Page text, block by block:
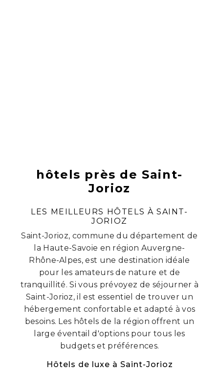
hôtels près de Saint-
Jorioz
LES MEILLEURS HÔTELS À SAINT-
JORIOZ
Saint-Jorioz, commune du département de
la Haute-Savoie en région Auvergne-
Rhône-Alpes, est une destination idéale
pour les amateurs de nature et de
tranquillité. Si vous prévoyez de séjourner à
Saint-Jorioz, il est essentiel de trouver un
hébergement confortable et adapté à vos
besoins. Les hôtels de la région offrent un
large éventail d'options pour tous les
budgets et préférences.
Hôtels de luxe à Saint-Jorioz